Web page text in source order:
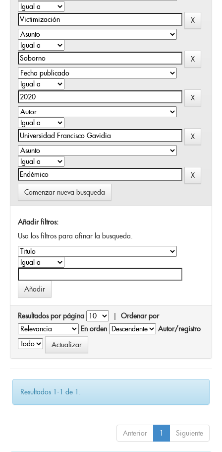
Comenzar nueva busqueda
Añadir filtros:
Usa los filtros para afinar la busqueda.
Resultados por página | Ordenar por
En orden
Autor/registro
Resultados 1-1 de 1.
Anterior 1 Siguiente